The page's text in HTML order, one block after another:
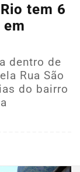
tem 6
dentro de
Rua São
do bairro